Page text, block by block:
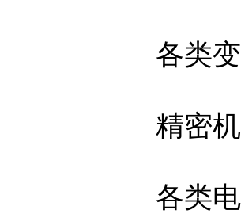
各类变
精密机
各类电